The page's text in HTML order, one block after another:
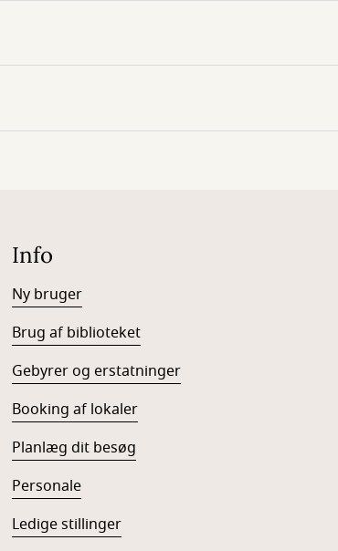
Info
Ny bruger
Brug af biblioteket
Gebyrer og erstatninger
Booking af lokaler
Planlæg dit besøg
Personale
Ledige stillinger